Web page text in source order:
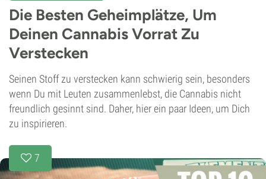
Die Besten Geheimplätze, Um
Deinen Cannabis Vorrat Zu
Verstecken
Seinen Stoff zu verstecken kann schwierig sein, besonders
wenn Du mit Leuten zusammenlebst, die Cannabis nicht
freundlich gesinnt sind. Daher, hier ein paar Ideen, um Dich
zu inspirieren.
7